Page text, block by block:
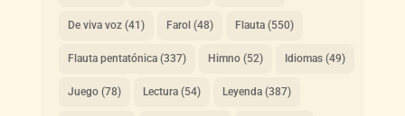
De viva voz(41) Farol (48) Flauta(550)
Flauta pentatónica(337) Himno(52) Idiomas(49)
Juego(78) Lectura(54) Leyenda(387)